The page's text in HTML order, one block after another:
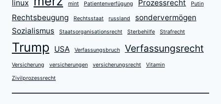
linux mint Patientenverfügung Prozessrecht Putin
Rechtsbeugung Rechtsstaat russland
sondervermögen
Sozialismus
Staatsorganisationsrecht Sterbehilfe Strafrecht
Trump USA Verfassungsbruch Verfassungsrecht
Versicherung versicherungen versicherungsrecht Vitamin
Zivilprozessrecht